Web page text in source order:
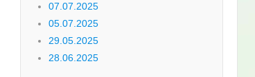
07.07.2025
05.07.2025
29.05.2025
28.06.2025